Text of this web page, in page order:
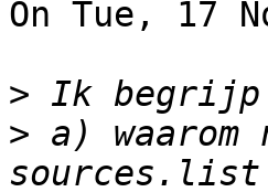
On Tue, 17
>
> a)